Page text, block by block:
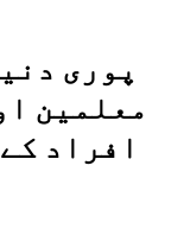
معلمین
افراد